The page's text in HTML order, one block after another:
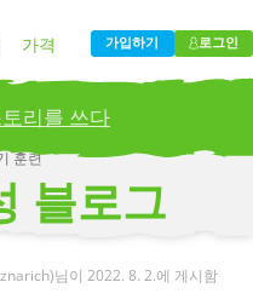
가격
사
가입하기 로그인
리를 쓰다
audience.
훈련
블로그
님이2022. 8. 2.에 게시함